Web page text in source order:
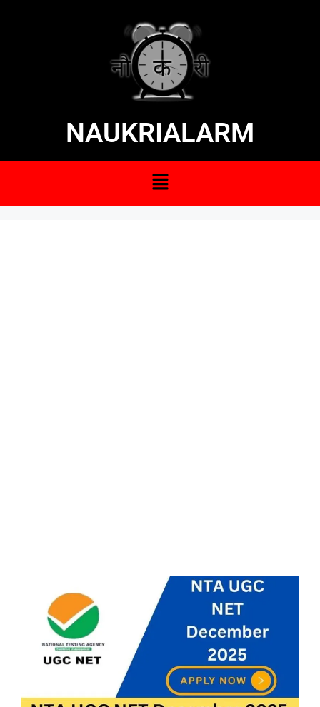
NAUKRIALARM